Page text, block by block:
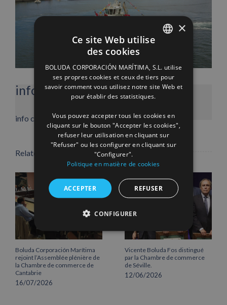
info heading
info content
Facebook
X LinkedInWhatsAppPinterest
Related Posts
Boluda Corporación Marítima
rejoint l’Assemblée plénière de
la Chambre de commerce de
Cantabrie
16/07/2026
Vicente Boluda Fos distingué
par la Chambre de commerce
de Séville.
12/06/2026
ENGLISH
FRENCH
×
Ce site Web utilise
des cookies
BOLUDA CORPORACIÓN MARÍTIMA, S.L. utilise
ses propres cookies et ceux de tiers pour
savoir comment vous utilisez notre site Web et
pour établir des statistiques.
Vous pouvez accepter tous les cookies en
cliquant sur le bouton "Accepter les cookies",
refuser leur utilisation en cliquant sur
"Refuser" ou les configurer en cliquant sur
"Configurer".
Politique en matière de cookies
ACCEPTER REFUSER
CONFIGURER